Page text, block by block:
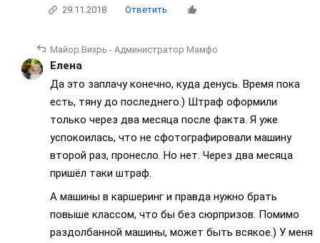
29.11.2018 Ответить
Майор Вихрь - Администратор Мамфо
Елена
Да это заплачу конечно, куда денусь. Время пока
есть, тяну до последнего.) Штраф оформили
только через два месяца после факта. Я уже
успокоилась, что не сфотографировали машину
второй раз, пронесло. Но нет. Через два месяца
пришёл таки штраф.
А машины в каршеринг и правда нужно брать
повыше классом, что бы без сюрпризов. Помимо
раздолбанной машины, может быть всякое.) У меня